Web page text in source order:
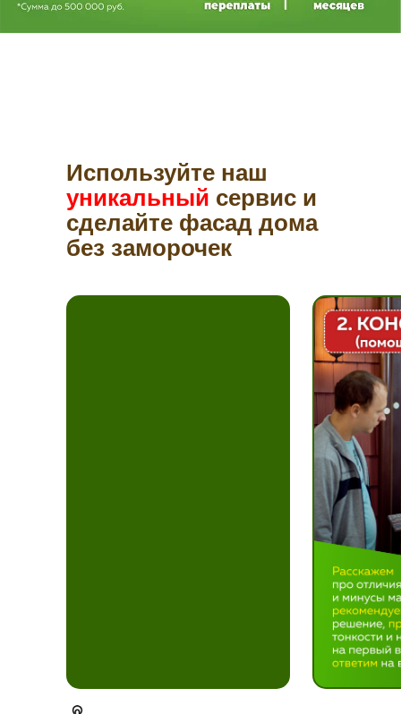
Используйте наш
уникальный сервис и
сделайте фасад дома
без заморочек